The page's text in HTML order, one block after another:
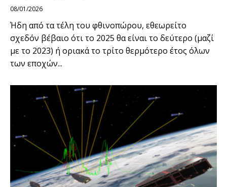
08/01/2026
Ήδη από τα τέλη του φθινοπώρου, εθεωρείτο
σχεδόν βέβαιο ότι το 2025 θα είναι το δεύτερο (μαζί
με το 2023) ή οριακά το τρίτο θερμότερο έτος όλων
των εποχών...